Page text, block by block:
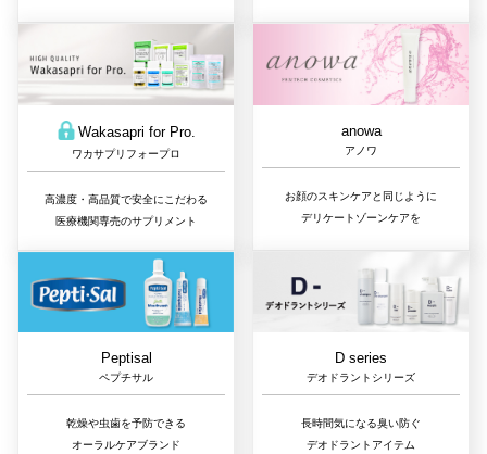
Wakasapri for Pro.
ワカサプリフォープロ
高濃度・高品質で安全にこだわる
医療機関専売のサプリメント
anowa
アノワ
お顔のスキンケアと同じように
デリケートゾーンケアを
Peptisal
ペプチサル
乾燥や虫歯を予防できる
オーラルケアブランド
D series
デオドラントシリーズ
長時間気になる臭い防ぐ
デオドラントアイテム